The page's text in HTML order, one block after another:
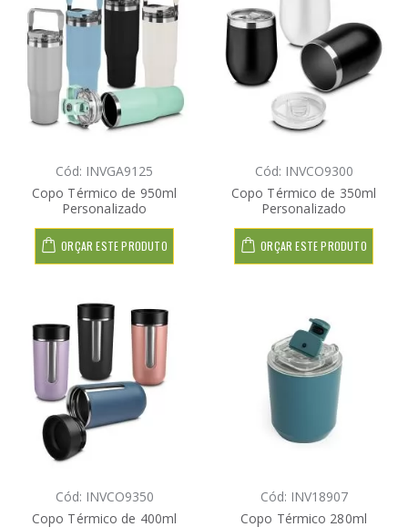
Cód: INVGA9125
Copo Térmico de 950ml
Personalizado
ORÇAR ESTE PRODUTO
Cód: INVCO9300
Copo Térmico de 350ml
Personalizado
ORÇAR ESTE PRODUTO
Cód: INVCO9350
Copo Térmico de 400ml
Cód: INV18907
Copo Térmico 280ml